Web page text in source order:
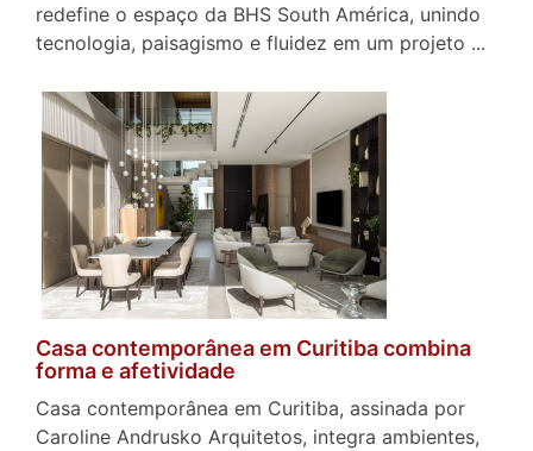
redefine o espaço da BHS South América, unindo
tecnologia, paisagismo e fluidez em um projeto ...
Casa contemporânea em Curitiba combina
forma e afetividade
Casa contemporânea em Curitiba, assinada por
Caroline Andrusko Arquitetos, integra ambientes,